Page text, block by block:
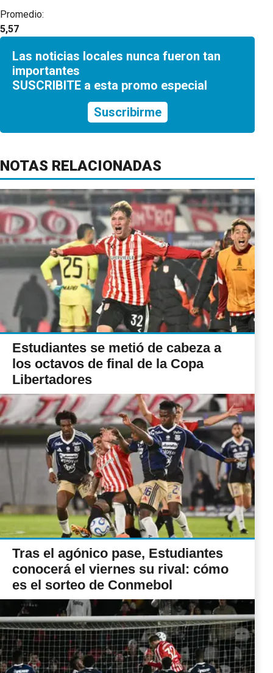
Promedio:
5,57
Las noticias locales nunca fueron tan
importantes
SUSCRIBITE a esta promo especial
Suscribirme
NOTAS RELACIONADAS
Estudiantes se metió de cabeza a
los octavos de final de la Copa
Libertadores
Tras el agónico pase, Estudiantes
conocerá el viernes su rival: cómo
es el sorteo de Conmebol